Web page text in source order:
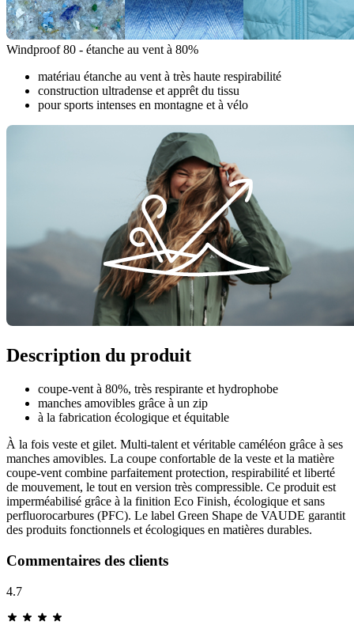
Windproof 80 - étanche au vent à 80%
matériau étanche au vent à très haute respirabilité
construction ultradense et apprêt du tissu
pour sports intenses en montagne et à vélo
Description du produit
coupe-vent à 80%, très respirante et hydrophobe
manches amovibles grâce à un zip
à la fabrication écologique et équitable
À la fois veste et gilet. Multi-talent et véritable caméléon grâce à ses
manches amovibles. La coupe confortable de la veste et la matière
coupe-vent combine parfaitement protection, respirabilité et liberté
de mouvement, le tout en version très compressible. Ce produit est
imperméabilisé grâce à la finition Eco Finish, écologique et sans
perfluorocarbures (PFC). Le label Green Shape de VAUDE garantit
des produits fonctionnels et écologiques en matières durables.
Commentaires des clients
4.7